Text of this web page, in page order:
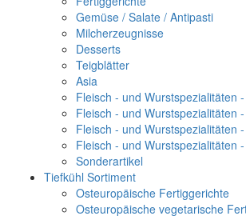
Gemüse / Salate / Antipasti
Milcherzeugnisse
Desserts
Teigblätter
Asia
Fleisch - und Wurstspezialitäten
Fleisch - und Wurstspezialitäten
Fleisch - und Wurstspezialitäten
Fleisch - und Wurstspezialitäten
Sonderartikel
Tiefkühl Sortiment
Osteuropäische Fertiggerichte
Osteuropäische vegetarische